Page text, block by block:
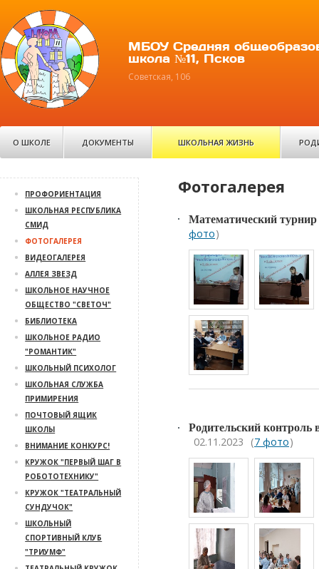
МБОУ Средняя
школа №11, Псков
Советская, 106
О ШКОЛЕ ДОКУМЕНТЫ ШКОЛЬНАЯ ЖИЗНЬ
Фотогалерея
Математический турнир
фото)
Родительский контроль
02.11.2023 (7 фото)
ПРОФОРИЕНТАЦИЯ
ШКОЛЬНАЯ РЕСПУБЛИКА
СМИД
ФОТОГАЛЕРЕЯ
ВИДЕОГАЛЕРЕЯ
АЛЛЕЯ ЗВЕЗД
ШКОЛЬНОЕ НАУЧНОЕ
ОБЩЕСТВО "СВЕТОЧ"
БИБЛИОТЕКА
ШКОЛЬНОЕ РАДИО
"РОМАНТИК"
ШКОЛЬНЫЙ ПСИХОЛОГ
ШКОЛЬНАЯ СЛУЖБА
ПРИМИРЕНИЯ
ПОЧТОВЫЙ ЯЩИК
ШКОЛЫ
ВНИМАНИЕ КОНКУРС!
КРУЖОК "ПЕРВЫЙ ШАГ В
РОБОТОТЕХНИКУ"
КРУЖОК "ТЕАТРАЛЬНЫЙ
СУНДУЧОК"
ШКОЛЬНЫЙ
СПОРТИВНЫЙ КЛУБ
"ТРИУМФ"